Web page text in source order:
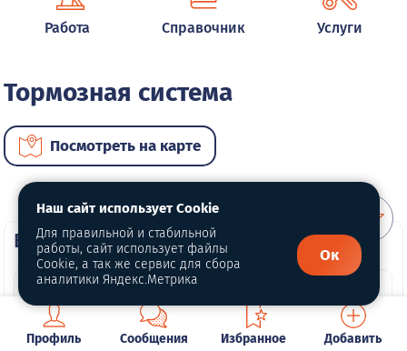
Работа Справочник Услуги
Тормозная система
Посмотреть на карте
ВИП услуги
Профиль Сообщения Избранное Добавить
Наш сайт использует Cookie
Для правильной и стабильной
работы, сайт использует файлы
Cookie, а так же сервис для сбора
аналитики Яндекс.Метрика
Ок